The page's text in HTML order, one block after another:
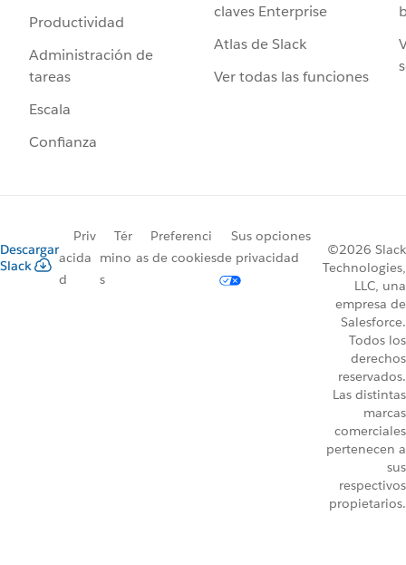
Productividad
Administración de
tareas
Escala
Confianza
claves Enterprise
Atlas de Slack
Ver todas las funciones
Descargar
Slack
Priv
acida
d
Tér
mino
s
Preferenci
as de cookies
Sus opciones
de privacidad
©2026 Slack
Technologies,
LLC, una
empresa de
Salesforce.
Todos los
derechos
reservados.
Las distintas
marcas
comerciales
pertenecen a
sus
respectivos
propietarios.